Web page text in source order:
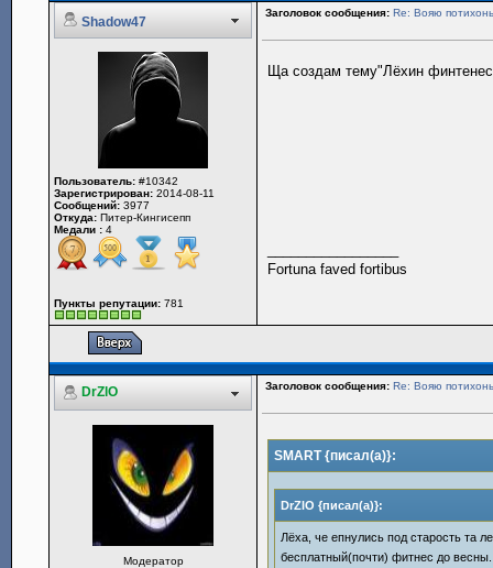
Shadow47
Заголовок сообщения: Re: Вояю
Пользователь: #10342
Зарегистрирован: 2014-08-11
Сообщений: 3977
Откуда: Питер-Кингисепп
Медали : 4
Пункты репутации: 781
Ща создам тему"Лёхин финтенес
Fortuna faved fortibus
DrZlO Заголовок сообщения: Re: Вояю
Модератор
SMART {писал(а)}:
DrZlO {писал(а)}:
Лёха, че епнулись под старость та
бесплатный(почти) фитнес до весны.